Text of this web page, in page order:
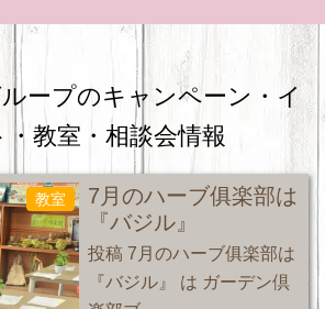
ープのキャンペーン・ イ
教室・相談会情報
教室
7月のハーブ俱楽部は
『バジル』
投稿 7月のハーブ俱楽部は
『バジル』 は ガーデン倶